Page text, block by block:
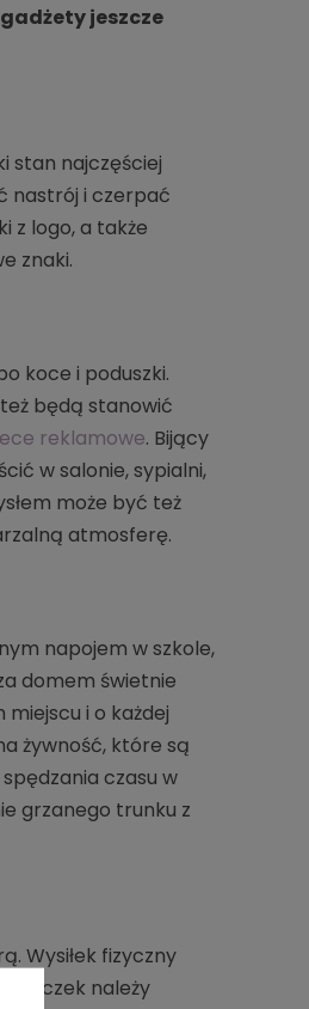
jeszcze
stan najczęściej
nastrój i czerpać
z logo, a także
znaki.
koce i poduszki.
będą stanowić
reklamowe. Bijący
w salonie, sypialni,
może być też
atmosferę.
napojem w szkole,
domem świetnie
i o każdej
żywność, które są
czasu w
grzanego trunku z
Wysiłek fizyczny
należy